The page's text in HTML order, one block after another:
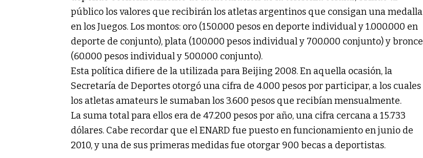
público los valores que recibirán los atletas argentinos que consigan una medalla
en los Juegos. Los montos: oro (150.000 pesos en deporte individual y 1.000.000 en
deporte de conjunto), plata (100.000 pesos individual y 700.000 conjunto) y bronce
(60.000 pesos individual y 500.000 conjunto).
Esta política difiere de la utilizada para Beijing 2008. En aquella ocasión, la
Secretaría de Deportes otorgó una cifra de 4.000 pesos por participar, a los cuales
los atletas amateurs le sumaban los 3.600 pesos que recibían mensualmente.
La suma total para ellos era de 47.200 pesos por año, una cifra cercana a 15.733
dólares. Cabe recordar que el ENARD fue puesto en funcionamiento en junio de
2010, y una de sus primeras medidas fue otorgar 900 becas a deportistas.